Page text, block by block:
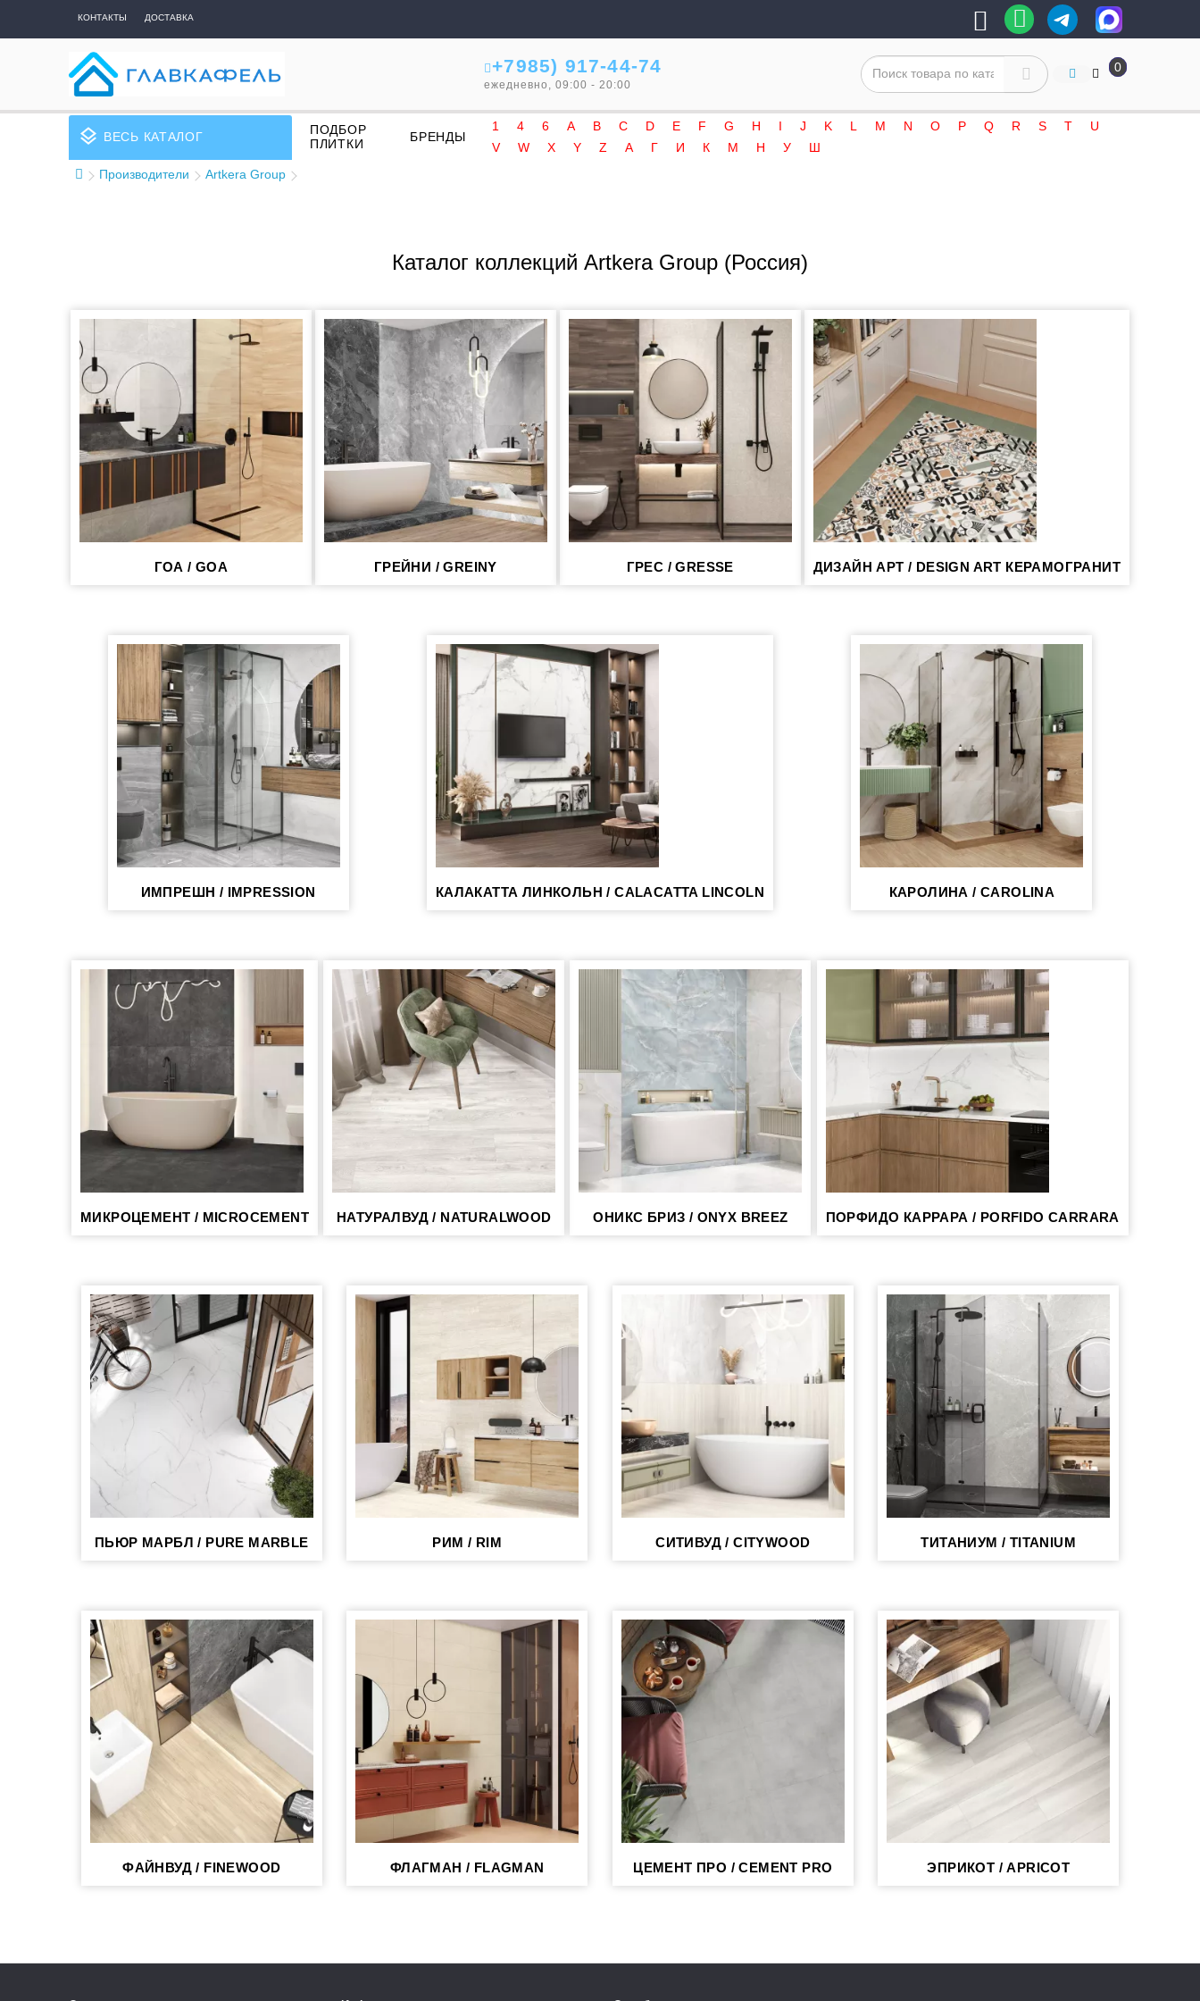
КОНТАКТЫ ДОСТАВКА
+7985) 917-44-74
ежедневно, 09:00 - 20:00
0
layers ВЕСЬ КАТАЛОГ
ПОДБОР
ПЛИТКИ
БРЕНДЫ
1 4 6 A B C D E F G H I J K L M N O P Q R S T
U
V
W X Y Z А Г И К М Н У
Ш
Производители
Artkera Group
Каталог коллекций Artkera Group (Россия)
ГОА / GOA ГРЕЙНИ / GREINY ГРЕС / GRESSE ДИЗАЙН АРТ / DESIGN ART КЕРАМОГРАНИТ
ИМПРЕШН / IMPRESSION КАЛАКАТТА ЛИНКОЛЬН / CALACATTA LINCOLN КАРОЛИНА / CAROLINA
МИКРОЦЕМЕНТ / MICROCEMENT НАТУРАЛВУД / NATURALWOOD ОНИКС БРИЗ / ONYX BREEZ ПОРФИДО КАРРАРА / PORFIDO CARRARA
ПЬЮР МАРБЛ / PURE MARBLE РИМ / RIM СИТИВУД / CITYWOOD ТИТАНИУМ / TITANIUM
ФАЙНВУД / FINEWOOD ФЛАГМАН / FLAGMAN ЦЕМЕНТ ПРО / CEMENT PRO ЭПРИКОТ / APRICOT